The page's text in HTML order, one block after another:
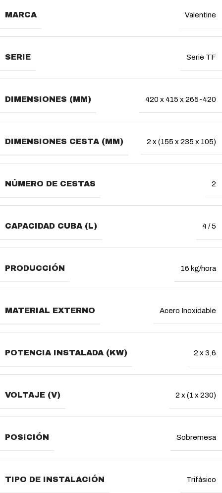
MARCA Valentine
SERIE Serie TF
DIMENSIONES (MM) 420 x 415 x 265-420
DIMENSIONES CESTA (MM) 2 x (155 x 235 x 105)
NÚMERO DE CESTAS 2
CAPACIDAD CUBA (L) 4 / 5
PRODUCCIÓN 16 kg/hora
MATERIAL EXTERNO Acero Inoxidable
POTENCIA INSTALADA (KW) 2 x 3,6
VOLTAJE (V) 2 x (1 x 230)
POSICIÓN Sobremesa
TIPO DE INSTALACIÓN Trifásico